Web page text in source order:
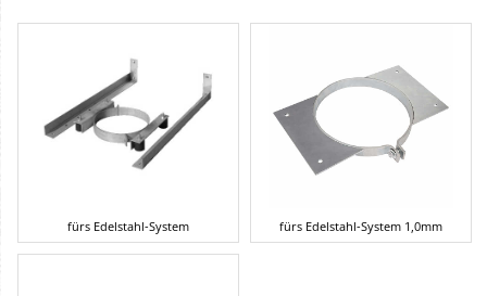
fürs Edelstahl-System fürs Edelstahl-System 1,0mm